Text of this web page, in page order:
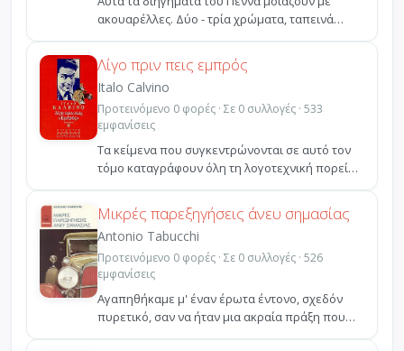
ακουαρέλλες. Δύο - τρία χρώματα, ταπεινά
τοπία, παιδιά που π...
Λίγο πριν πεις εμπρός
Italo Calvino
Προτεινόμενο 0 φορές · Σε 0 συλλογές · 533
εμφανίσεις
Τα κείμενα που συγκεντρώνονται σε αυτό τον
τόμο καταγράφουν όλη τη λογοτεχνική πορεία
του Ιταλο Καλβ...
Μικρές παρεξηγήσεις άνευ σημασίας
Antonio Tabucchi
Προτεινόμενο 0 φορές · Σε 0 συλλογές · 526
εμφανίσεις
Αγαπηθήκαμε μ' έναν έρωτα έντονο, σχεδόν
πυρετικό, σαν να ήταν μια ακραία πράξη που
την υπαγόρευε η ...